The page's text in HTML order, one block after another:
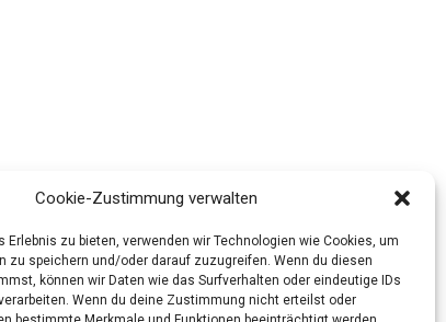
Cookie-Zustimmung verwalten
Erlebnis zu bieten, verwenden wir Technologien wie Cookies, um
zu speichern und/oder darauf zuzugreifen. Wenn du diesen
können wir Daten wie das Surfverhalten oder eindeutige IDs
Wenn du deine Zustimmung nicht erteilst oder